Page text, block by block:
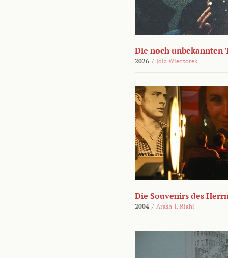
Die noch unbekannten
2026 / Jola Wieczorek
Die Souvenirs des
2004 / Arash T. Riahi